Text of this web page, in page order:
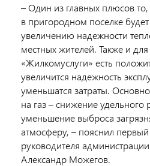
– Один из главных плюсов то,
в пригородном поселке будет
увеличению надежности
местных жителей. Также и
«Жилкомуслуги» есть
увеличится надежность
уменьшатся затраты.
на газ – снижение удельного
уменьшение выброса
атмосферу, – пояснил первый
руководителя
Александр Можегов.